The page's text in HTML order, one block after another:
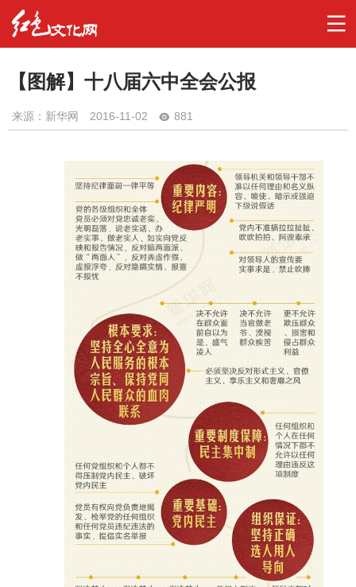
【图解】十八届六中全会公报
来源：新华网 2016-11-02 881